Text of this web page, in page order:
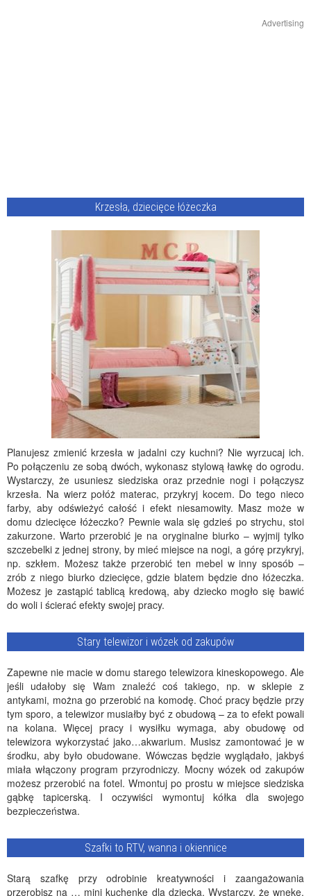
Advertising
Krzesła, dziecięce łóżeczka
Planujesz zmienić krzesła w jadalni czy kuchni? Nie wyrzucaj ich.
Po połączeniu ze sobą dwóch, wykonasz stylową ławkę do ogrodu.
Wystarczy, że usuniesz siedziska oraz przednie nogi i połączysz
krzesła. Na wierz połóż materac, przykryj kocem. Do tego nieco
farby, aby odświeżyć całość i efekt niesamowity. Masz może w
domu dziecięce łóżeczko? Pewnie wala się gdzieś po strychu, stoi
zakurzone. Warto przerobić je na oryginalne biurko – wyjmij tylko
szczebelki z jednej strony, by mieć miejsce na nogi, a górę przykryj,
np. szkłem. Możesz także przerobić ten mebel w inny sposób –
zrób z niego biurko dziecięce, gdzie blatem będzie dno łóżeczka.
Możesz je zastąpić tablicą kredową, aby dziecko mogło się bawić
do woli i ścierać efekty swojej pracy.
Stary telewizor i wózek od zakupów
Zapewne nie macie w domu starego telewizora kineskopowego. Ale
jeśli udałoby się Wam znaleźć coś takiego, np. w sklepie z
antykami, można go przerobić na komodę. Choć pracy będzie przy
tym sporo, a telewizor musiałby być z obudową – za to efekt powali
na kolana. Więcej pracy i wysiłku wymaga, aby obudowę od
telewizora wykorzystać jako…akwarium. Musisz zamontować je w
środku, aby było obudowane. Wówczas będzie wyglądało, jakbyś
miała włączony program przyrodniczy. Mocny wózek od zakupów
możesz przerobić na fotel. Wmontuj po prostu w miejsce siedziska
gąbkę tapicerską. I oczywiści wymontuj kółka dla swojego
bezpieczeństwa.
Szafki to RTV, wanna i okiennice
Starą szafkę przy odrobinie kreatywności i zaangażowania
przerobisz na … mini kuchenkę dla dziecka. Wystarczy, że wnękę,